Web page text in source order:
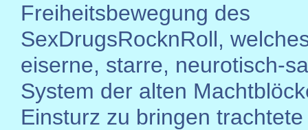
Freiheitsbewegung des
SexDrugsRocknRoll,
eiserne, starre, neurotisch-
System der alten
Einsturz zu bringen